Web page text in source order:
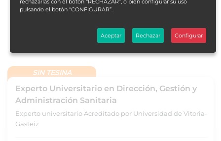
SIN TESINA
Experto Universitario en Dirección, Gestión y
Administración Sanitaria
Experto universitario Acreditado por Universidad de Vitoria-
Gasteiz
pulsando el botón “CONFIGURAR”.
Aceptar Rechazar Configurar